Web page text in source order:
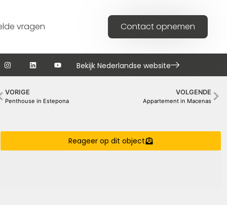
vragen Contact opnemen
Bekijk Nederlandse website
VORIGE
Penthouse in Estepona
VOLGENDE
Appartement in Macenas
Reageer op dit object